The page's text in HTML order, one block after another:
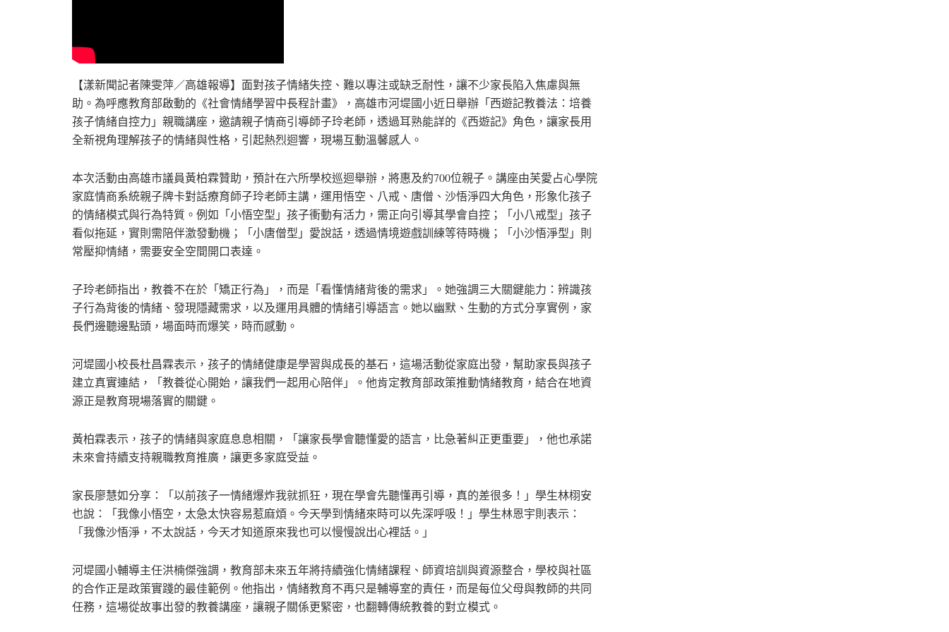
【漾新聞記者陳雯萍／高雄報導】面對孩子情緒失控、難以專注或缺乏耐性，讓不少家長陷入焦慮與無
助。為呼應教育部啟動的《社會情緒學習中長程計畫》，高雄市河堤國小近日舉辦「西遊記教養法：培養
孩子情緒自控力」親職講座，邀請親子情商引導師子玲老師，透過耳熟能詳的《西遊記》角色，讓家長用
全新視角理解孩子的情緒與性格，引起熱烈迴響，現場互動溫馨感人。
本次活動由高雄市議員黃柏霖贊助，預計在六所學校巡迴舉辦，將惠及約700位親子。講座由芙愛占心學院
家庭情商系統親子牌卡對話療育師子玲老師主講，運用悟空、八戒、唐僧、沙悟淨四大角色，形象化孩子
的情緒模式與行為特質。例如「小悟空型」孩子衝動有活力，需正向引導其學會自控；「小八戒型」孩子
看似拖延，實則需陪伴激發動機；「小唐僧型」愛說話，透過情境遊戲訓練等待時機；「小沙悟淨型」則
常壓抑情緒，需要安全空間開口表達。
子玲老師指出，教養不在於「矯正行為」，而是「看懂情緒背後的需求」。她強調三大關鍵能力：辨識孩
子行為背後的情緒、發現隱藏需求，以及運用具體的情緒引導語言。她以幽默、生動的方式分享實例，家
長們邊聽邊點頭，場面時而爆笑，時而感動。
河堤國小校長杜昌霖表示，孩子的情緒健康是學習與成長的基石，這場活動從家庭出發，幫助家長與孩子
建立真實連結，「教養從心開始，讓我們一起用心陪伴」。他肯定教育部政策推動情緒教育，結合在地資
源正是教育現場落實的關鍵。
黃柏霖表示，孩子的情緒與家庭息息相關，「讓家長學會聽懂愛的語言，比急著糾正更重要」，他也承諾
未來會持續支持親職教育推廣，讓更多家庭受益。
家長廖慧如分享：「以前孩子一情緒爆炸我就抓狂，現在學會先聽懂再引導，真的差很多！」學生林栩安
也說：「我像小悟空，太急太快容易惹麻煩。今天學到情緒來時可以先深呼吸！」學生林恩宇則表示：
「我像沙悟淨，不太說話，今天才知道原來我也可以慢慢說出心裡話。」
河堤國小輔導主任洪楠傑強調，教育部未來五年將持續強化情緒課程、師資培訓與資源整合，學校與社區
的合作正是政策實踐的最佳範例。他指出，情緒教育不再只是輔導室的責任，而是每位父母與教師的共同
任務，這場從故事出發的教養講座，讓親子關係更緊密，也翻轉傳統教養的對立模式。